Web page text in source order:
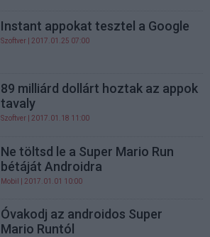
Instant appokat tesztel a Google
Szoftver | 2017.01.25 07:00
89 milliárd dollárt hoztak az appok
tavaly
Szoftver | 2017.01.18 11:00
Ne töltsd le a Super Mario Run
bétáját Androidra
Mobil | 2017.01.01 10:00
Óvakodj az androidos Super
Mario Runtól